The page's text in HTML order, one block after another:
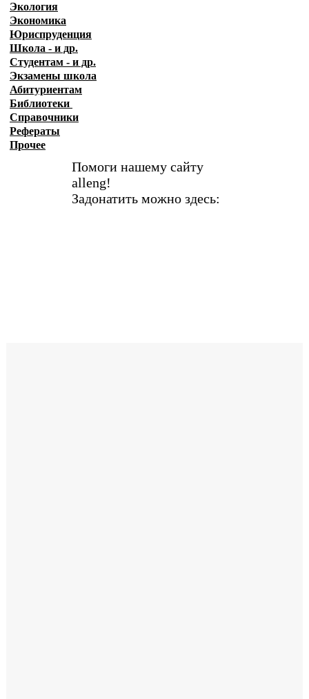
Экология
Экономика
Юриспруденция
Школа - и др.
Студентам - и др.
Экзамены школа
Абитуриентам
Библиотеки
Справочники
Рефераты
Прочее
Помоги нашему сайту
alleng!
Задонатить можно здесь: